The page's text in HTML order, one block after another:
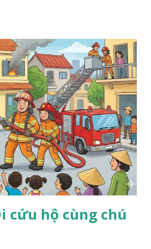
cứu hộ cùng chú